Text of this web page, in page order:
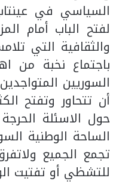
لفتح الباب أمام
والثقافية التي
باجتماع نخبة من
السوريين
أن تتحاور وتفتح
حول الاسئلة
الساحة الوطنية
تجمع الجميع
للتشظي أو تفتيت